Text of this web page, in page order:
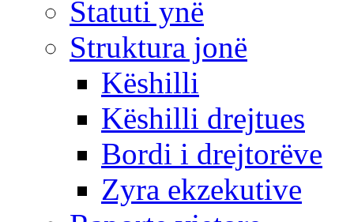
Statuti ynë
Struktura jonë
Këshilli
Këshilli drejtues
Bordi i drejtorëve
Zyra ekzekutive